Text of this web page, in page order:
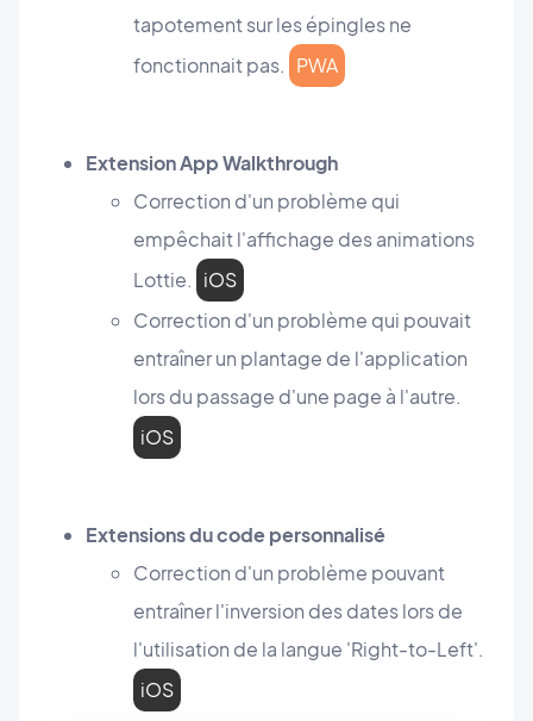
tapotement sur les épingles ne
fonctionnait pas. PWA
Extension App Walkthrough
Correction d'un problème qui
empêchait l'affichage des animations
Lottie. iOS
Correction d'un problème qui pouvait
entraîner un plantage de l'application
lors du passage d'une page à l'autre.
iOS
Extensions du code personnalisé
Correction d'un problème pouvant
entraîner l'inversion des dates lors de
l'utilisation de la langue 'Right-to-Left'.
iOS